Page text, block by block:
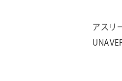
アスリ